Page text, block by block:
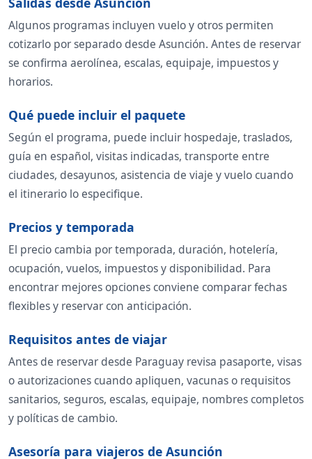
Algunos programas incluyen vuelo y otros permiten
cotizarlo por separado desde Asunción. Antes de reservar
se confirma aerolínea, escalas, equipaje, impuestos y
horarios.
Qué puede incluir el paquete
Según el programa, puede incluir hospedaje, traslados,
guía en español, visitas indicadas, transporte entre
ciudades, desayunos, asistencia de viaje y vuelo cuando
el itinerario lo especifique.
Precios y temporada
El precio cambia por temporada, duración, hotelería,
ocupación, vuelos, impuestos y disponibilidad. Para
encontrar mejores opciones conviene comparar fechas
flexibles y reservar con anticipación.
Requisitos antes de viajar
Antes de reservar desde Paraguay revisa pasaporte, visas
o autorizaciones cuando apliquen, vacunas o requisitos
sanitarios, seguros, escalas, equipaje, nombres completos
y políticas de cambio.
Asesoría para viajeros de Asunción